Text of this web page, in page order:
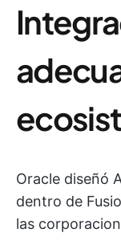
Oracle diseñó
dentro de
las